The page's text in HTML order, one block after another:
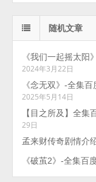
随机文章
《我们一起摇太阳
2024年3月22日
《念无双》-全集
2025年5月14日
【目之所及】全集
29日
孟来财传奇剧情介
《破茧2》-全集百